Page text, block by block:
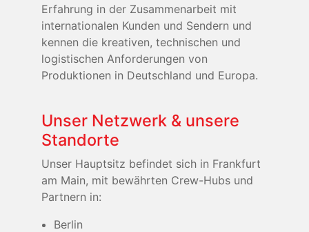
Erfahrung in der Zusammenarbeit mit
internationalen Kunden und Sendern und
kennen die kreativen, technischen und
logistischen Anforderungen von
Produktionen in Deutschland und Europa.
Unser Netzwerk & unsere
Standorte
Unser Hauptsitz befindet sich in Frankfurt
am Main, mit bewährten Crew-Hubs und
Partnern in:
Berlin